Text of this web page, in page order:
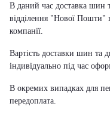
В даний час доставка шин
відділення "Нової Пошти"
компанії.
Вартість доставки шин та
індивідуально під час
В окремих випадках для
передоплата.